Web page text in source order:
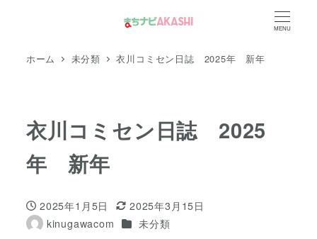
MENU
ホーム 未分類 衣川コミセン日誌 2025年 新年
衣川コミセン日誌 2025
年 新年
投稿日
2025年1月5日
更新日
2025年3月15日
著
kinugawacom カテゴリー
未分類